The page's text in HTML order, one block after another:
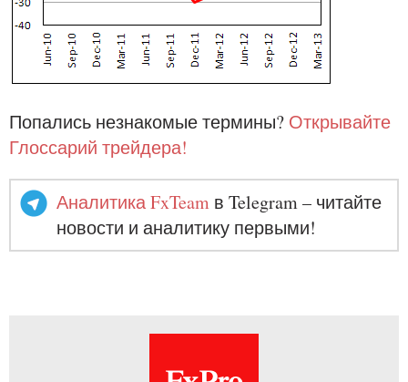
Попались незнакомые термины? Открывайте
Глоссарий трейдера!
Аналитика FxTeam в Telegram – читайте
новости и аналитику первыми!